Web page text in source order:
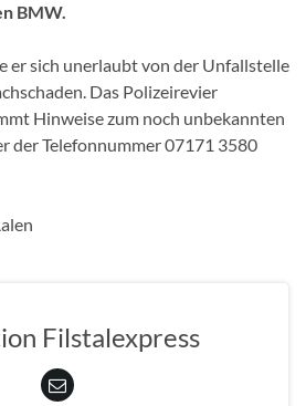
BMW.
er sich unerlaubt von der Unfallstelle
Das Polizeirevier
Hinweise zum noch unbekannten
der Telefonnummer 07171 3580
Filstalexpress